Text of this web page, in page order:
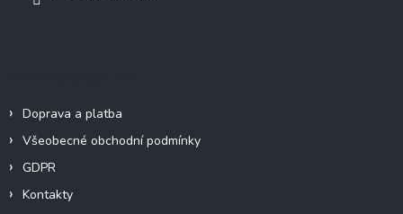
Doprava a platba
Všeobecné obchodní podmínky
GDPR
Kontakty